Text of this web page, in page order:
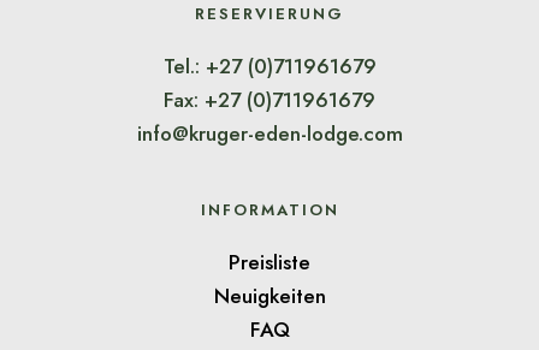
RESERVIERUNG
Tel.: +27 (0)711961679
Fax: +27 (0)711961679
info@kruger-eden-lodge.com
INFORMATION
Preisliste
Neuigkeiten
FAQ